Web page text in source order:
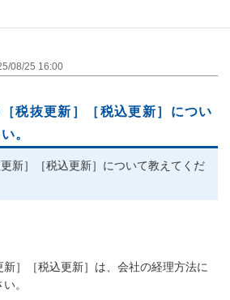
08/25 16:00
税抜更新］［税込更新］につい
。
新］［税込更新］について教えてくだ
］［税込更新］は、会社の経理方法に
。